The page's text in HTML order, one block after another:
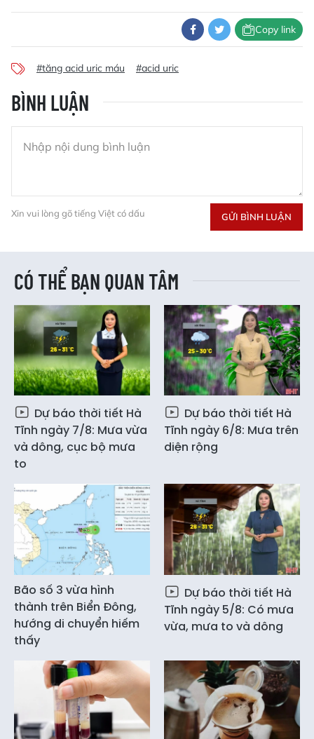
Copy link
#tăng acid uric máu #acid uric
BÌNH LUẬN
Xin vui lòng gõ tiếng Việt có dấu GỬI BÌNH LUẬN
CÓ THỂ BẠN QUAN TÂM
Dự báo thời tiết Hà
Tĩnh ngày 7/8: Mưa vừa
và dông, cục bộ mưa
to
Dự báo thời tiết Hà
Tĩnh ngày 6/8: Mưa trên
diện rộng
Bão số 3 vừa hình
thành trên Biển Đông,
hướng di chuyển hiếm
thấy
Dự báo thời tiết Hà
Tĩnh ngày 5/8: Có mưa
vừa, mưa to và dông